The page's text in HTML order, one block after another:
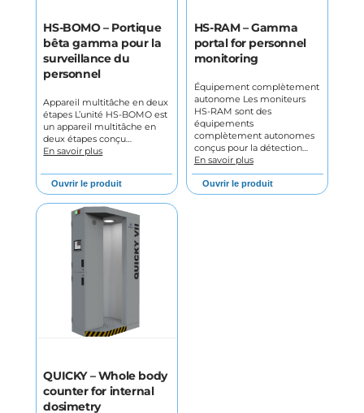
HS-BOMO – Portique
bêta gamma pour la
surveillance du
personnel
Appareil multitâche en deux
étapes L’unité HS-BOMO est
un appareil multitâche en
deux étapes conçu…
En savoir plus
Ouvrir le produit
HS-RAM – Gamma
portal for personnel
monitoring
Équipement complètement
autonome Les moniteurs
HS-RAM sont des
équipements
complètement autonomes
conçus pour la détection…
En savoir plus
Ouvrir le produit
QUICKY – Whole body
counter for internal
dosimetry